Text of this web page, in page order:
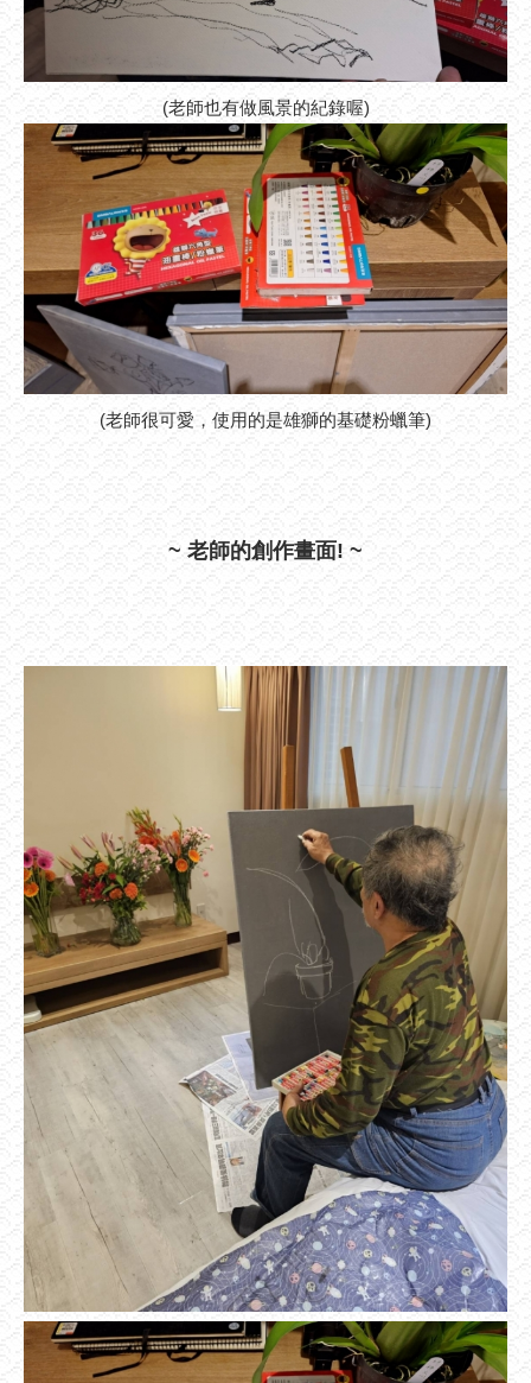
(老師也有做風景的紀錄喔)
(老師很可愛，使用的是雄獅的基礎粉蠟筆)
~ 老師的創作畫面! ~